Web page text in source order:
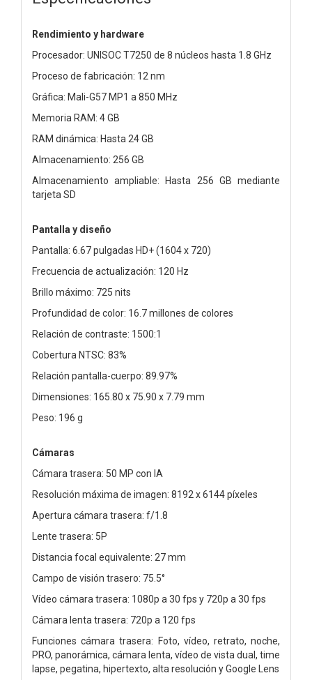
Rendimiento y hardware
Procesador: UNISOC T7250 de 8 núcleos hasta 1.8 GHz
Proceso de fabricación: 12 nm
Gráfica: Mali-G57 MP1 a 850 MHz
Memoria RAM: 4 GB
RAM dinámica: Hasta 24 GB
Almacenamiento: 256 GB
Almacenamiento ampliable: Hasta 256 GB mediante
tarjeta SD
Pantalla y diseño
Pantalla: 6.67 pulgadas HD+ (1604 x 720)
Frecuencia de actualización: 120 Hz
Brillo máximo: 725 nits
Profundidad de color: 16.7 millones de colores
Relación de contraste: 1500:1
Cobertura NTSC: 83%
Relación pantalla-cuerpo: 89.97%
Dimensiones: 165.80 x 75.90 x 7.79 mm
Peso: 196 g
Cámaras
Cámara trasera: 50 MP con IA
Resolución máxima de imagen: 8192 x 6144 píxeles
Apertura cámara trasera: f/1.8
Lente trasera: 5P
Distancia focal equivalente: 27 mm
Campo de visión trasero: 75.5°
Vídeo cámara trasera: 1080p a 30 fps y 720p a 30 fps
Cámara lenta trasera: 720p a 120 fps
Funciones cámara trasera: Foto, vídeo, retrato, noche,
PRO, panorámica, cámara lenta, vídeo de vista dual, time
lapse, pegatina, hipertexto, alta resolución y Google Lens